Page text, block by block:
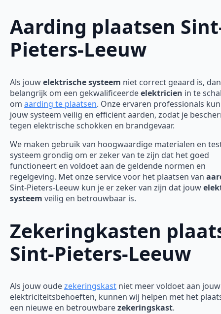
Aarding plaatsen
Pieters-Leeuw
Als jouwelektrische systeem niet correct geaard is,
belangrijk om een gekwalificeerdeelektricien in te
om aarding te plaatsen. Onze ervaren professionals
jouw systeem veilig en efficiënt aarden, zodat je
tegen elektrische schokken en brandgevaar.
We maken gebruik van hoogwaardige materialen en
systeem grondig om er zeker van te zijn dat het goed
functioneert en voldoet aan de geldende normen en
regelgeving. Met onze service voor het plaatsen van
Sint-Pieters-Leeuw kun je er zeker van zijn dat jouw
systeem veilig en betrouwbaar is.
Zekeringkasten
Sint-Pieters-Leeuw
Als jouw oudezekeringskast niet meer voldoet aan jouw
elektriciteitsbehoeften, kunnen wij helpen met het
een nieuwe en betrouwbarezekeringskast.